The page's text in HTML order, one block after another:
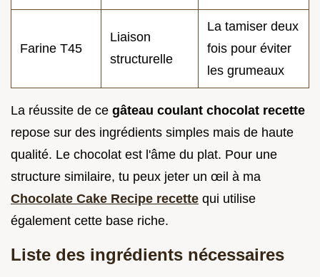
Farine T45
Liaison
structurelle
La tamiser deux
fois pour éviter
les grumeaux
La réussite de ce gâteau coulant chocolat recette
repose sur des ingrédients simples mais de haute
qualité. Le chocolat est l'âme du plat. Pour une
structure similaire, tu peux jeter un œil à ma
Chocolate Cake Recipe recette qui utilise
également cette base riche.
Liste des ingrédients nécessaires